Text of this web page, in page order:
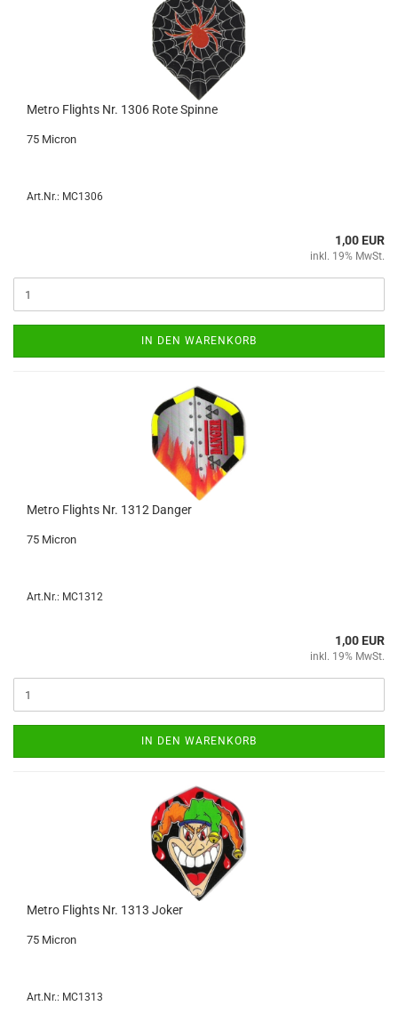
Metro Flights Nr. 1306 Rote Spin­ne
75 Mi­cron
Art.Nr.: MC1306
1,00 EUR
inkl. 19% MwSt.
IN DEN WARENKORB
Metro Flights Nr. 1312 Dan­ger
75 Mi­cron
Art.Nr.: MC1312
1,00 EUR
inkl. 19% MwSt.
IN DEN WARENKORB
Metro Flights Nr. 1313 Joker
75 Mi­cron
Art.Nr.: MC1313